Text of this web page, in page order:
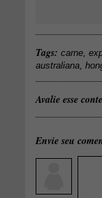
Tags: carne
australiana
Avalie esse
Envie seu